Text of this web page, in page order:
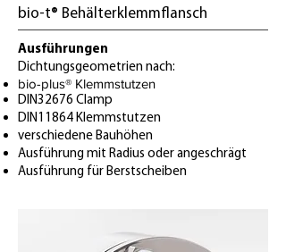
bio-t® Behälterklemmflansch
Ausführungen
Dichtungsgeometrien nach:
bio-plus® Klemmstutzen
DIN32676 Clamp
DIN11864 Klemmstutzen
verschiedene Bauhöhen
Ausführung mit Radius oder angeschrägt
Ausführung für Berstscheiben